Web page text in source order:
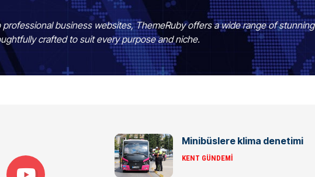
professional business websites, ThemeRuby offers a wide range of stunning
crafted to suit every purpose and niche.
Minibüslere klima denetimi
KENT GÜNDEMI